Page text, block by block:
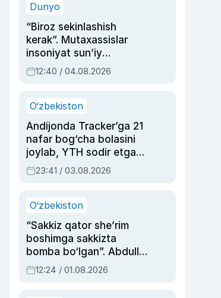
Dunyo
“Biroz sekinlashish
kerak”. Mutaxassislar
insoniyat sun’iy
intellektni boshqara
olmay qolishidan xavotir
12:40 / 04.08.2026
O‘zbekiston
Andijonda Tracker’ga 21
nafar bog‘cha bolasini
joylab, YTH sodir etgan
ayolga sud hukmi o‘qildi
23:41 / 03.08.2026
O‘zbekiston
“Sakkiz qator she’rim
boshimga sakkizta
bomba bo‘lgan”. Abdulla
Oripovni siyosiy
ayblovlardan asrab
12:24 / 01.08.2026